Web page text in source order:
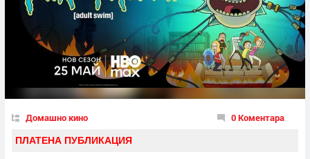
Домашно кино 0 Коментара
ПЛАТЕНА ПУБЛИКАЦИЯ